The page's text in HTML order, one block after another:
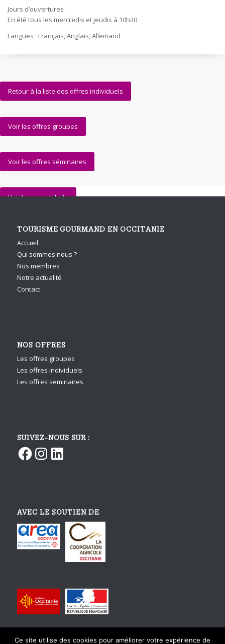
Jours d’ouvertures :
En été tous les mercredis et jeudis à 10h30
Langues : Français, Anglais, Allemand
Retour à la liste des offres individuels
Voir les offres groupes
Voir les offres séminaires
Voir la carte globale
TOURISME GOURMAND EN OCCITANIE
Accueil
Qui sommes nous ?
Nos membres
Notre actualité
Contact
NOS OFFRES
Les offres groupes
Les offres individuels
Les offres seminaires
SUIVEZ-NOUS SUR :
FacebookInstagram
LinkedIn
AVEC LE SOUTIEN DE
Ce site utilise des cookies pour améliorer votre expérience de